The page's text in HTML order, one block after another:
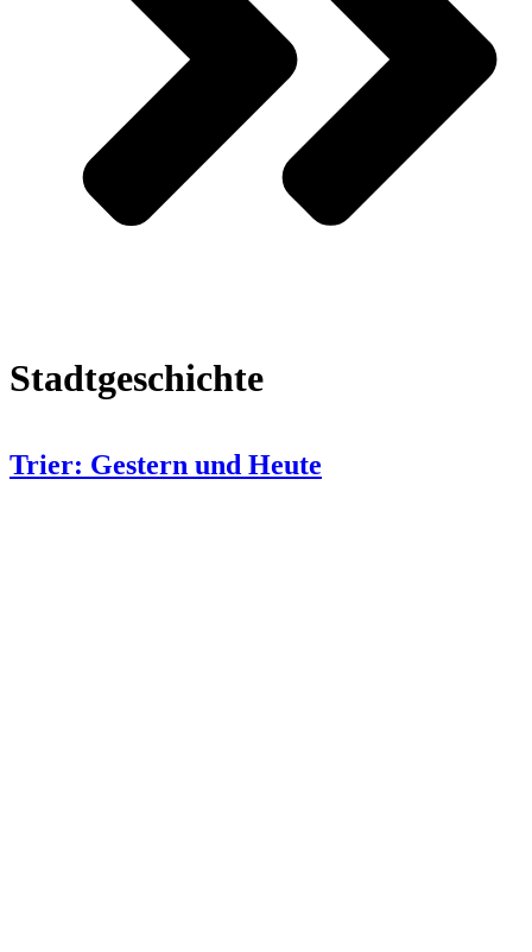
Stadtgeschichte
Trier: Gestern und Heute